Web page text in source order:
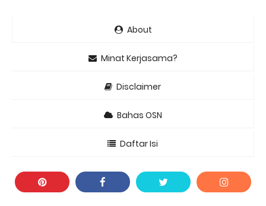
About
Minat Kerjasama?
Disclaimer
Bahas OSN
Daftar Isi